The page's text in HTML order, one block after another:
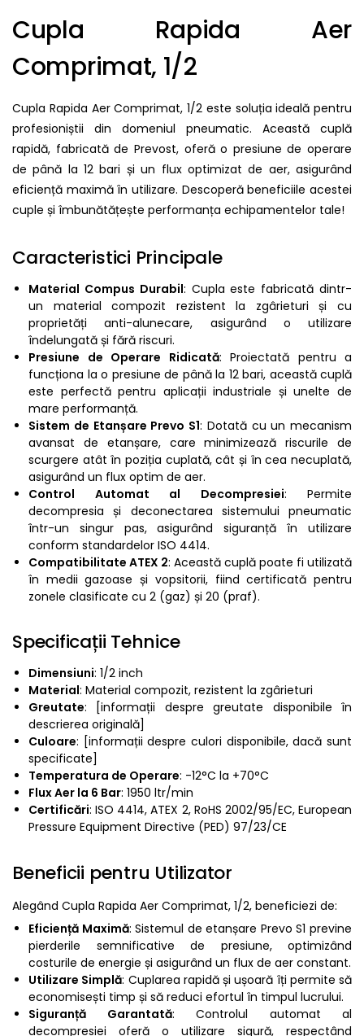
Cupla Rapida Aer
Comprimat, 1/2
Cupla Rapida Aer Comprimat, 1/2 este soluția ideală pentru
profesioniștii din domeniul pneumatic. Această cuplă
rapidă, fabricată de Prevost, oferă o presiune de operare
de până la 12 bari și un flux optimizat de aer, asigurând
eficiență maximă în utilizare. Descoperă beneficiile acestei
cuple și îmbunătățește performanța echipamentelor tale!
Caracteristici Principale
Material Compus Durabil: Cupla este fabricată dintr-
un material compozit rezistent la zgârieturi și cu
proprietăți anti-alunecare, asigurând o utilizare
îndelungată și fără riscuri.
Presiune de Operare Ridicată: Proiectată pentru a
funcționa la o presiune de până la 12 bari, această cuplă
este perfectă pentru aplicații industriale și unelte de
mare performanță.
Sistem de Etanșare Prevo S1: Dotată cu un mecanism
avansat de etanșare, care minimizează riscurile de
scurgere atât în poziția cuplată, cât și în cea necuplată,
asigurând un flux optim de aer.
Control Automat al Decompresiei: Permite
decompresia și deconectarea sistemului pneumatic
într-un singur pas, asigurând siguranță în utilizare
conform standardelor ISO 4414.
Compatibilitate ATEX 2: Această cuplă poate fi utilizată
în medii gazoase și vopsitorii, fiind certificată pentru
zonele clasificate cu 2 (gaz) și 20 (praf).
Specificații Tehnice
Dimensiuni: 1/2 inch
Material: Material compozit, rezistent la zgârieturi
Greutate: [informații despre greutate disponibile în
descrierea originală]
Culoare: [informații despre culori disponibile, dacă sunt
specificate]
Temperatura de Operare: -12°C la +70°C
Flux Aer la 6 Bar: 1950 ltr/min
Certificări: ISO 4414, ATEX 2, RoHS 2002/95/EC, European
Pressure Equipment Directive (PED) 97/23/CE
Beneficii pentru Utilizator
Alegând Cupla Rapida Aer Comprimat, 1/2, beneficiezi de:
Eficiență Maximă: Sistemul de etanșare Prevo S1 previne
pierderile semnificative de presiune, optimizând
costurile de energie și asigurând un flux de aer constant.
Utilizare Simplă: Cuplarea rapidă și ușoară îți permite să
economisești timp și să reduci efortul în timpul lucrului.
Siguranță Garantată: Controlul automat al
decompresiei oferă o utilizare sigură, respectând